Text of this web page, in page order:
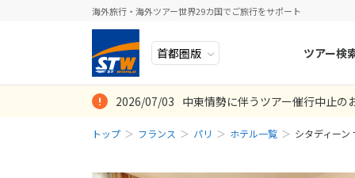
海外旅行・海外ツアー世界29カ国でご旅行をサポート
ツアー検
ヨーロッパ
中近東・トルコ
イタリア
ドイツ
ベルギー
人気のテーマ
お得な旅
秋旅
年末年始
2026/07/03 中東情勢に伴うツアー催行中止の
トップ フランス パリ ホテル一覧 シタディーン